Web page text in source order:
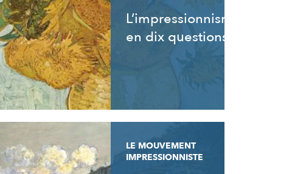
L’impressionnisme
en dix questions
LE MOUVEMENT
IMPRESSIONNISTE